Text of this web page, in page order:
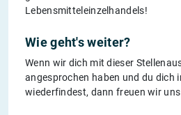
Lebensmitteleinzelhandels!
Wie geht's weiter?
Wenn wir dich mit dieser
angesprochen haben und du dich
wiederfindest, dann freuen wir